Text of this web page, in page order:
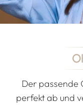
Der passende
perfekt ab und